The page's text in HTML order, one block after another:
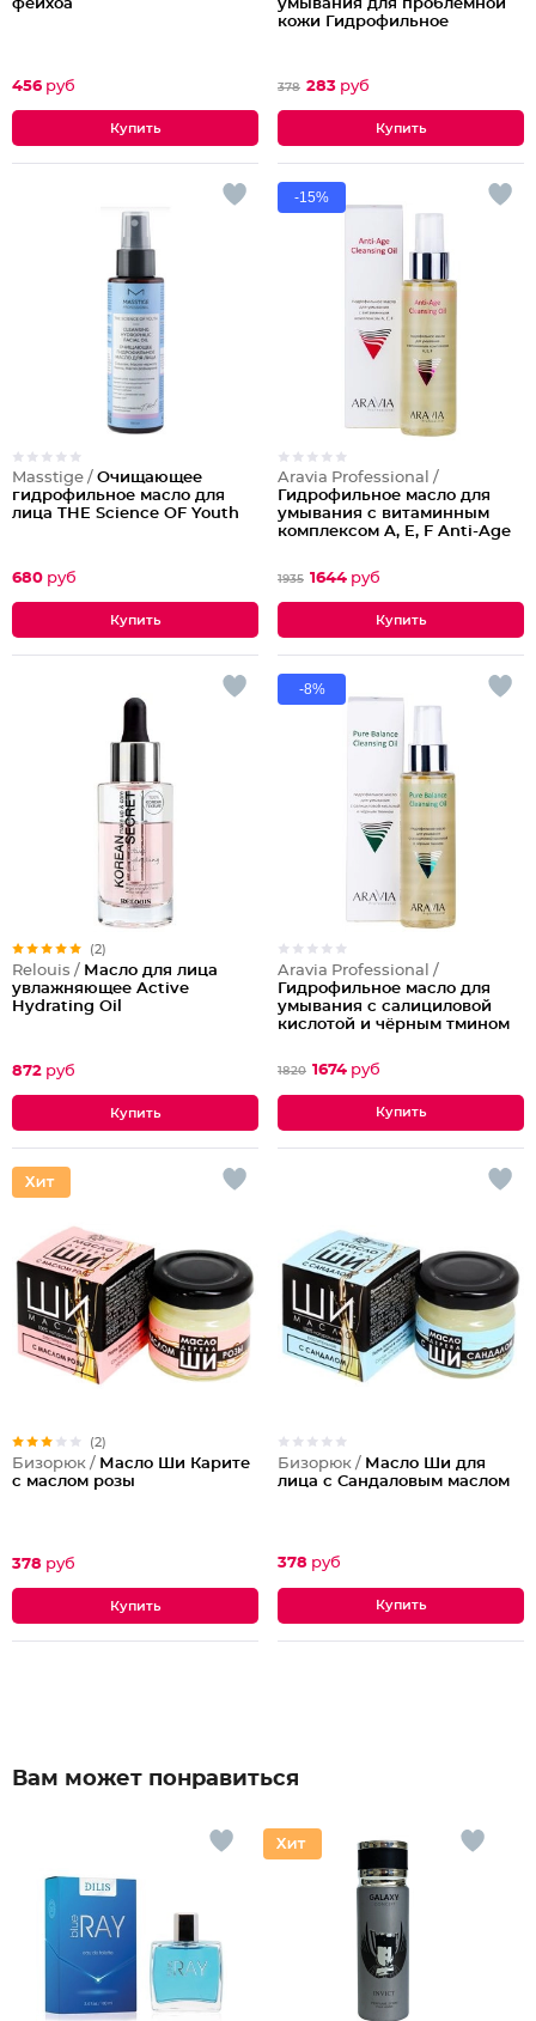
фейхоа
456 руб
умывания для проблемной
кожи Гидрофильное
378 283 руб
Masstige / Очищающее
гидрофильное масло для
лица THE Science OF Youth
680 руб
-15%
Aravia Professional /
Гидрофильное масло для
умывания с витаминным
комплексом A, E, F Anti-Age
1935 1644 руб
(2)
Relouis / Масло для лица
увлажняющее Active
Hydrating Oil
872 руб
-8%
Aravia Professional /
Гидрофильное масло для
умывания с салициловой
кислотой и чёрным тмином
1820 1674 руб
(2)
Бизорюк / Масло Ши Карите
с маслом розы
378 руб
Бизорюк / Масло Ши для
лица с Сандаловым маслом
378 руб
Вам может понравиться